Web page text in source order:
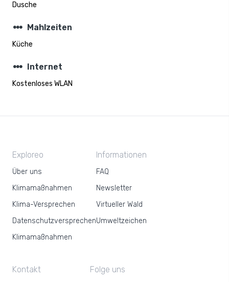
Dusche
steppers Mahlzeiten
Küche
steppers Internet
Kostenloses WLAN
Exploreo
Über uns
Klimamaßnahmen
Klima-Versprechen
Datenschutzversprechen
Klimamaßnahmen
Informationen
FAQ
Newsletter
Virtueller Wald
Umweltzeichen
Kontakt Folge uns